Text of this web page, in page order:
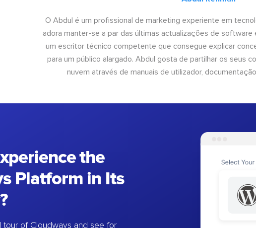
O Abdul é um profissional de marketing experiente em
adora manter-se a par das últimas actualizações de
um escritor técnico competente que consegue explicar
para um público alargado. Abdul gosta de partilhar os seus
nuvem através de manuais de utilizador,
the
Platform in Its
tour of Cloudways and see for